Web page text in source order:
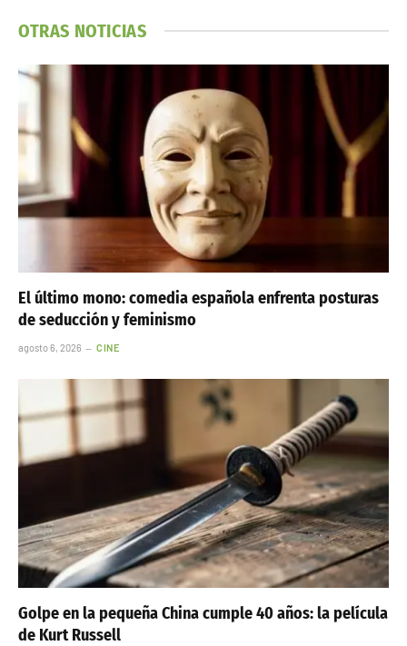
OTRAS NOTICIAS
El último mono: comedia española enfrenta posturas
de seducción y feminismo
agosto 6, 2026 CINE
Golpe en la pequeña China cumple 40 años: la película
de Kurt Russell